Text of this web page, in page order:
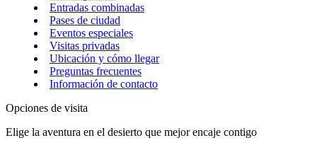
Entradas combinadas
Pases de ciudad
Eventos especiales
Visitas privadas
Ubicación y cómo llegar
Preguntas frecuentes
Información de contacto
Opciones de visita
Elige la aventura en el desierto que mejor encaje contigo